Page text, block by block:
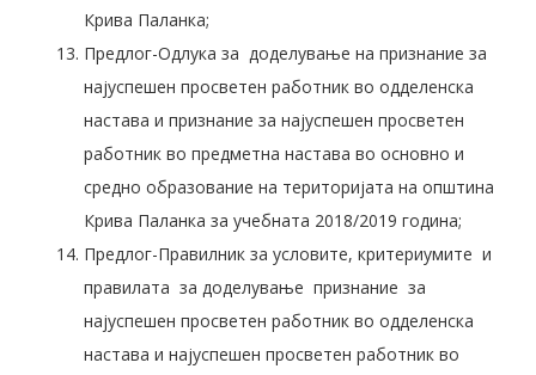
Крива Паланка;
Предлог-Одлука за доделување на признание за
најуспешен просветен работник во одделенска
настава и признание за најуспешен просветен
работник во предметна настава во основно и
средно образование на територијата на општина
Крива Паланка за учебната 2018/2019 година;
Предлог-Правилник за условите, критериумите и
правилата за доделување признание за
најуспешен просветен работник во одделенска
настава и најуспешен просветен работник во